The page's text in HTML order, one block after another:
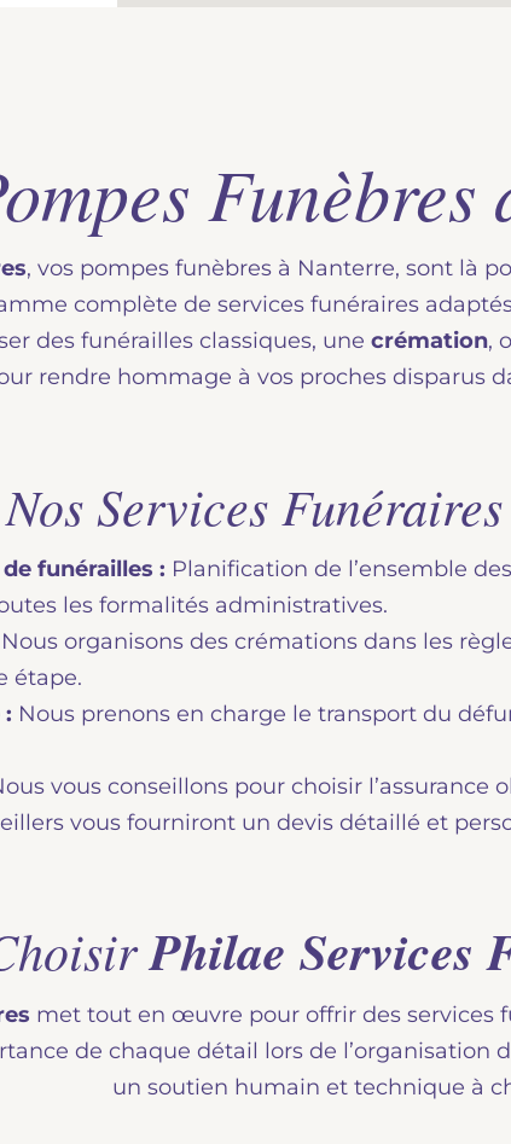
, vos pompes funèbres à Nanterre, sont là
complète de services funéraires
des funérailles classiques, une crémation,
rendre hommage à vos proches disparus
Nos Services
funérailles : Planification de l’ensemble
les formalités administratives.
Nous organisons des crémations dans les
étape.
Nous prenons en charge le transport du
vous conseillons pour choisir l’assurance
vous fourniront un devis détaillé et
Philae Services
met tout en œuvre pour offrir des services
de chaque détail lors de l’organisation
un soutien humain et technique à